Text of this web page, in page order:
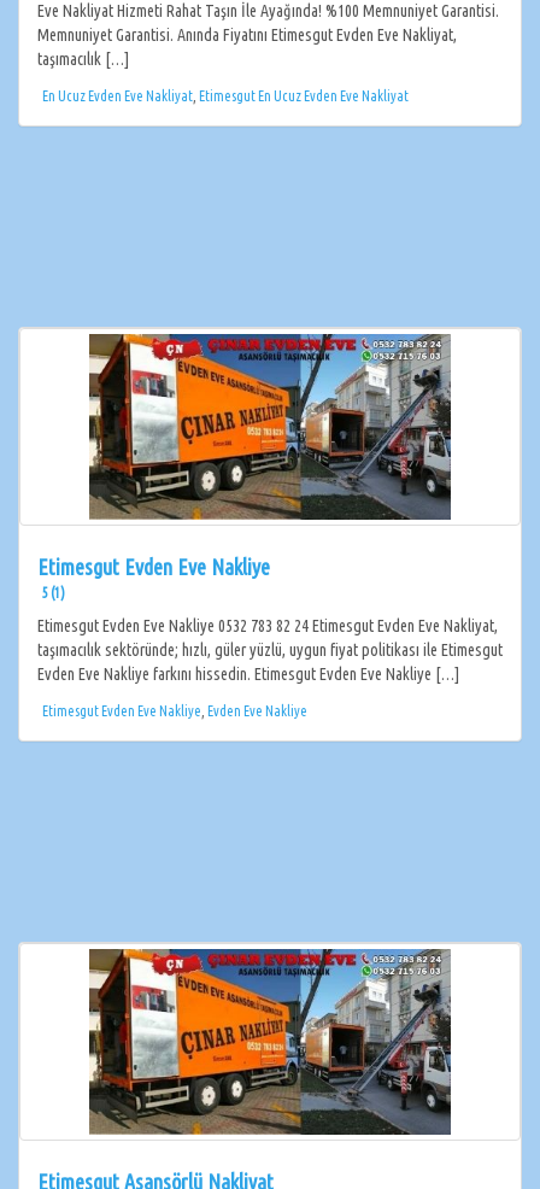
Eve Nakliyat Hizmeti Rahat Taşın İle Ayağında! %100 Memnuniyet Garantisi.
Memnuniyet Garantisi. Anında Fiyatını Etimesgut Evden Eve Nakliyat,
taşımacılık […]
En Ucuz Evden Eve Nakliyat Etimesgut En Ucuz Evden Eve Nakliyat
Etimesgut Evden Eve Nakliye
5 (1)
Etimesgut Evden Eve Nakliye 0532 783 82 24 Etimesgut Evden Eve Nakliyat,
taşımacılık sektöründe; hızlı, güler yüzlü, uygun fiyat politikası ile Etimesgut
Evden Eve Nakliye farkını hissedin. Etimesgut Evden Eve Nakliye […]
Etimesgut Evden Eve Nakliye Evden Eve Nakliye
Etimesgut Asansörlü Nakliyat